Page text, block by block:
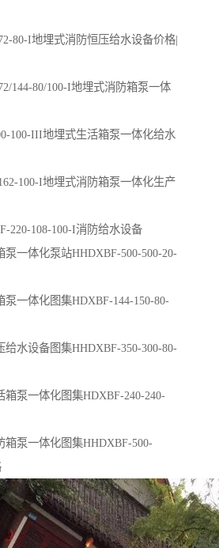
80-I地埋式消防恒压给水设备价格|
144-80/100-I地埋式消防箱泵一体
100-III地埋式生活箱泵一体化给水
100-I地埋式消防箱泵一体化生产
220-108-100-I消防给水设备
一体化泵站HHDXBF-500-500-20-
一体化图集HDXBF-144-150-80-
给水设备图集HHDXBF-350-300-80-
箱泵一体化图集HDXBF-240-240-
箱泵一体化图集HHDXBF-500-